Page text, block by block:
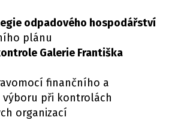
odpadového hospodářství
plánu
Galerie Františka
finančního a
při kontrolách
organizací